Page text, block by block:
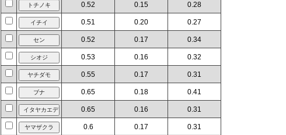
0.52 0.15 0.28
0.51 0.20 0.27
0.52 0.17 0.34
0.53 0.16 0.32
0.55 0.17 0.31
0.65 0.18 0.41
0.65 0.16 0.31
0.6 0.17 0.31